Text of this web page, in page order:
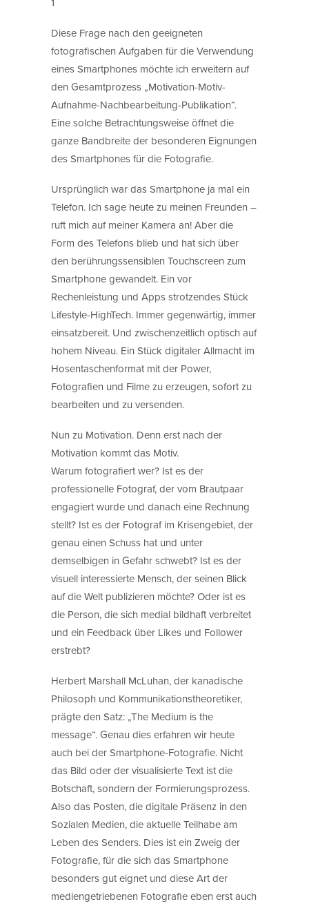
Diese Frage nach den geeigneten
fotografischen Aufgaben für die Verwendung
eines Smartphones möchte ich erweitern auf
den Gesamtprozess „Motivation-Motiv-
Aufnahme-Nachbearbeitung-Publikation“.
Eine solche Betrachtungsweise öffnet die
ganze Bandbreite der besonderen Eignungen
des Smartphones für die Fotografie.
Ursprünglich war das Smartphone ja mal ein
Telefon. Ich sage heute zu meinen Freunden –
ruft mich auf meiner Kamera an! Aber die
Form des Telefons blieb und hat sich über
den berührungssensiblen Touchscreen zum
Smartphone gewandelt. Ein vor
Rechenleistung und Apps strotzendes Stück
Lifestyle-HighTech. Immer gegenwärtig, immer
einsatzbereit. Und zwischenzeitlich optisch auf
hohem Niveau. Ein Stück digitaler Allmacht im
Hosentaschenformat mit der Power,
Fotografien und Filme zu erzeugen, sofort zu
bearbeiten und zu versenden.
Nun zu Motivation. Denn erst nach der
Motivation kommt das Motiv.
Warum fotografiert wer? Ist es der
professionelle Fotograf, der vom Brautpaar
engagiert wurde und danach eine Rechnung
stellt? Ist es der Fotograf im Krisengebiet, der
genau einen Schuss hat und unter
demselbigen in Gefahr schwebt? Ist es der
visuell interessierte Mensch, der seinen Blick
auf die Welt publizieren möchte? Oder ist es
die Person, die sich medial bildhaft verbreitet
und ein Feedback über Likes und Follower
erstrebt?
Herbert Marshall McLuhan, der kanadische
Philosoph und Kommunikationstheoretiker,
prägte den Satz: „The Medium is the
message“. Genau dies erfahren wir heute
auch bei der Smartphone-Fotografie. Nicht
das Bild oder der visualisierte Text ist die
Botschaft, sondern der Formierungsprozess.
Also das Posten, die digitale Präsenz in den
Sozialen Medien, die aktuelle Teilhabe am
Leben des Senders. Dies ist ein Zweig der
Fotografie, für die sich das Smartphone
besonders gut eignet und diese Art der
mediengetriebenen Fotografie eben erst auch